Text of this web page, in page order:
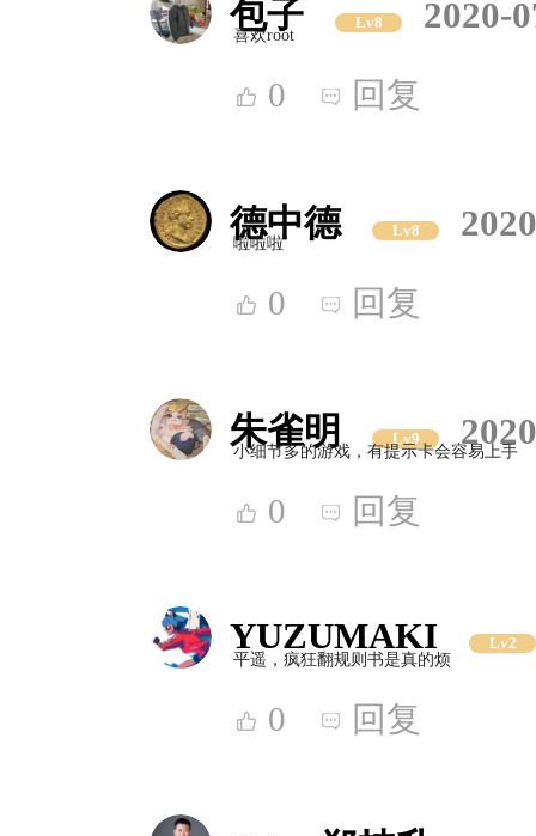
包子 Lv8 2020-
喜欢root
0 回复
德中德 Lv8
啦啦啦
0 回复
朱雀明 Lv9
小细节多的游戏，有提示卡会容易上手
0 回复
YUZUMAKI
Lv2
平遥，疯狂翻规则书是真的烦
0 回复